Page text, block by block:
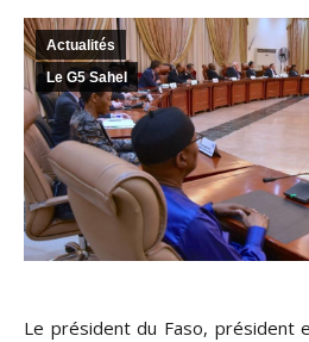
Actualités
Le G5 Sahel
Le président du Faso, président